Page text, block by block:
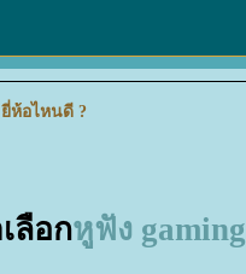
ยี่ห้อไหนดี ?
ลือกหูฟัง gaming